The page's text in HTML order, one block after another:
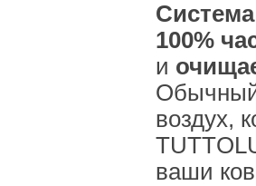
100%
и
Обычный
воздух,
ваши